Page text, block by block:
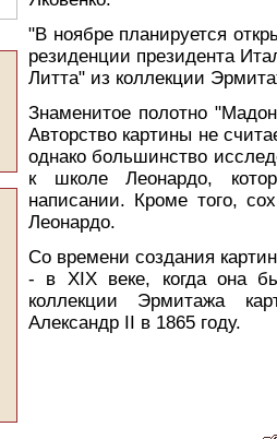
"В ноябре планируется
резиденции президента
Литта" из коллекции
Знаменитое полотно
Авторство картины не
однако большинство
к школе Леонардо,
написании. Кроме того,
Леонардо.
Со времени создания
- в XIX веке, когда она
коллекции Эрмитажа
Александр II в 1865 году.